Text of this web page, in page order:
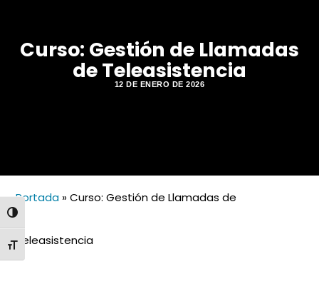
ALTERNAR ALTO CONTRASTE
ALTERNAR TAMAÑO DE LETRA
Curso: Gestión de Llamadas
de Teleasistencia
12 DE ENERO DE 2026
Portada »Curso: Gestión de Llamadas de
Teleasistencia